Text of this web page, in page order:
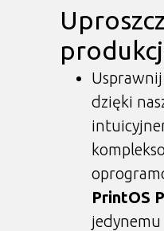
Usprawnij
dzięki
PrintOS